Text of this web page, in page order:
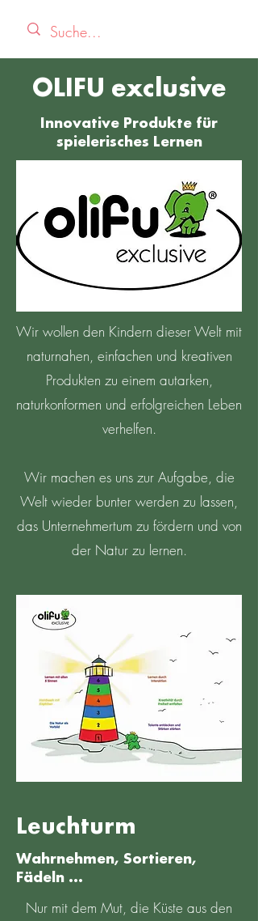
OLIFU exclusive
Innovative Produkte für
spielerisches Lernen
Wir wollen den Kindern dieser Welt mit
naturnahen, einfachen und kreativen
Produkten zu einem autarken,
naturkonformen und erfolgreichen Leben
verhelfen.
Wir machen es uns zur Aufgabe, die
Welt wieder bunter werden zu lassen,
das Unternehmertum zu fördern und von
der Natur zu lernen.
Leuchturm
Wahrnehmen, Sortieren,
Fädeln …
Nur mit dem Mut, die Küste aus den